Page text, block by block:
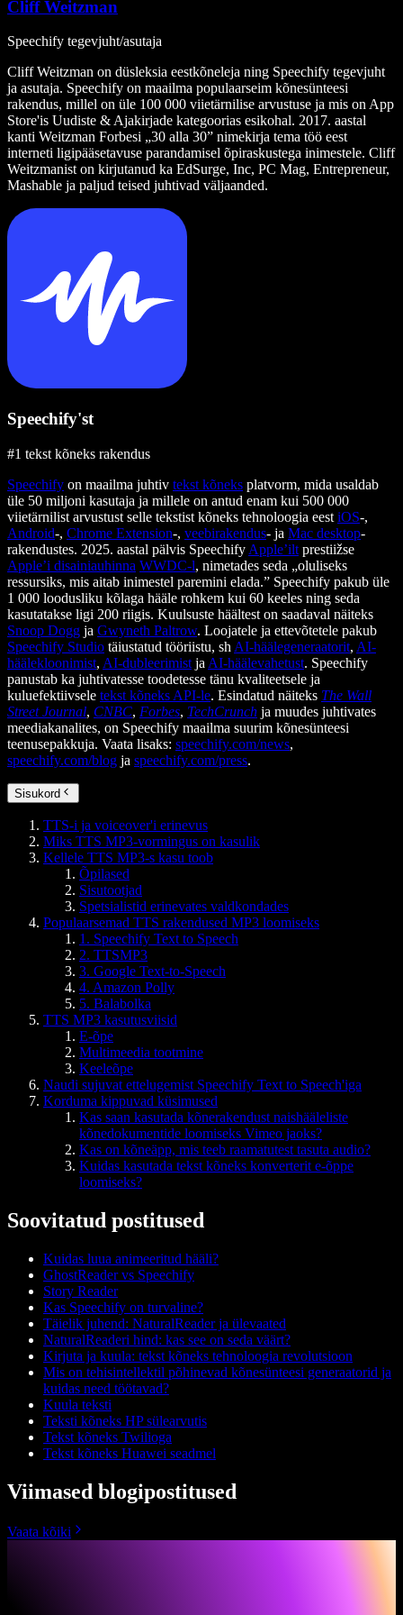
Cliff Weitzman
Speechify tegevjuht/asutaja
Cliff Weitzman on düsleksia eestkõneleja ning Speechify tegevjuht
ja asutaja. Speechify on maailma populaarseim kõnesünteesi
rakendus, millel on üle 100 000 viietärnilise arvustuse ja mis on App
Store'is Uudiste & Ajakirjade kategoorias esikohal. 2017. aastal
kanti Weitzman Forbesi „30 alla 30” nimekirja tema töö eest
interneti ligipääsetavuse parandamisel õpiraskustega inimestele. Cliff
Weitzmanist on kirjutanud ka EdSurge, Inc, PC Mag, Entrepreneur,
Mashable ja paljud teised juhtivad väljaanded.
Speechify'st
#1 tekst kõneks rakendus
Speechify on maailma juhtiv tekst kõneks platvorm, mida usaldab
üle 50 miljoni kasutaja ja millele on antud enam kui 500 000
viietärnilist arvustust selle tekstist kõneks tehnoloogia eest iOS-,
Android-, Chrome Extension-, veebirakendus- ja Mac desktop-
rakendustes. 2025. aastal pälvis Speechify Apple’ilt prestiižse
Apple’i disainiauhinna WWDC-l, nimetades seda „oluliseks
ressursiks, mis aitab inimestel paremini elada.” Speechify pakub üle
1 000 loodusliku kõlaga hääle rohkem kui 60 keeles ning seda
kasutatakse ligi 200 riigis. Kuulsuste häältest on saadaval näiteks
Snoop Dogg ja Gwyneth Paltrow. Loojatele ja ettevõtetele pakub
Speechify Studio täiustatud tööriistu, sh AI-häälegeneraatorit, AI-
häälekloonimist, AI-dubleerimist ja AI-häälevahetust. Speechify
panustab ka juhtivatesse toodetesse tänu kvaliteetsele ja
kuluefektiivsele tekst kõneks API-le. Esindatud näiteks The Wall
Street Journal, CNBC, Forbes, TechCrunch ja muudes juhtivates
meediakanalites, on Speechify maailma suurim kõnesünteesi
teenusepakkuja. Vaata lisaks: speechify.com/news,
speechify.com/blog ja speechify.com/press.
Sisukord
TTS-i ja voiceover'i erinevus
Miks TTS MP3-vormingus on kasulik
Kellele TTS MP3-s kasu toob
Õpilased
Sisutootjad
Spetsialistid erinevates valdkondades
Populaarsemad TTS rakendused MP3 loomiseks
1. Speechify Text to Speech
2. TTSMP3
3. Google Text-to-Speech
4. Amazon Polly
5. Balabolka
TTS MP3 kasutusviisid
E-õpe
Multimeedia tootmine
Keeleõpe
Naudi sujuvat ettelugemist Speechify Text to Speech'iga
Korduma kippuvad küsimused
Kas saan kasutada kõnerakendust naishääleliste
kõnedokumentide loomiseks Vimeo jaoks?
Kas on kõneäpp, mis teeb raamatutest tasuta audio?
Kuidas kasutada tekst kõneks konverterit e-õppe
loomiseks?
Soovitatud postitused
Kuidas luua animeeritud hääli?
GhostReader vs Speechify
Story Reader
Kas Speechify on turvaline?
Täielik juhend: NaturalReader ja ülevaated
NaturalReaderi hind: kas see on seda väärt?
Kirjuta ja kuula: tekst kõneks tehnoloogia revolutsioon
Mis on tehisintellektil põhinevad kõnesünteesi generaatorid ja
kuidas need töötavad?
Kuula teksti
Teksti kõneks HP sülearvutis
Tekst kõneks Twilioga
Tekst kõneks Huawei seadmel
Viimased blogipostitused
Vaata kõiki